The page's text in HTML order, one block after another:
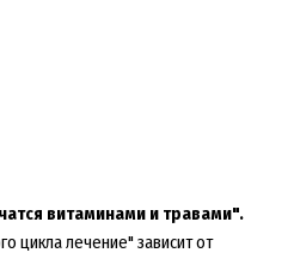
витаминами и травами".
цикла лечение" зависит от